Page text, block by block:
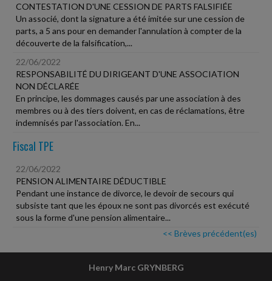
CONTESTATION D'UNE CESSION DE PARTS FALSIFIÉE
Un associé, dont la signature a été imitée sur une cession de
parts, a 5 ans pour en demander l'annulation à compter de la
découverte de la falsification,...
22/06/2022
RESPONSABILITÉ DU DIRIGEANT D'UNE ASSOCIATION
NON DÉCLARÉE
En principe, les dommages causés par une association à des
membres ou à des tiers doivent, en cas de réclamations, être
indemnisés par l'association. En...
Fiscal TPE
22/06/2022
PENSION ALIMENTAIRE DÉDUCTIBLE
Pendant une instance de divorce, le devoir de secours qui
subsiste tant que les époux ne sont pas divorcés est exécuté
sous la forme d'une pension alimentaire...
<< Brèves précédent(es)
Henry Marc GRYNBERG